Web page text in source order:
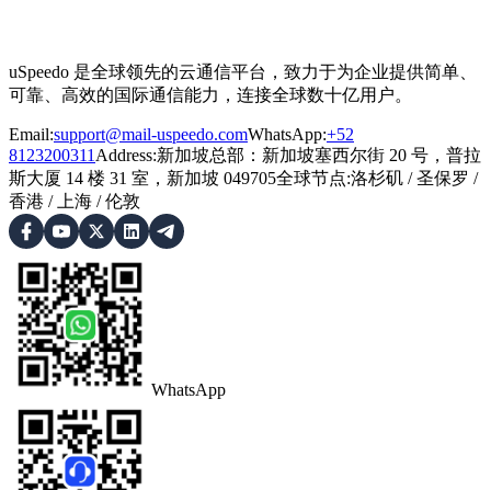
uSpeedo 是全球领先的云通信平台，致力于为企业提供简单、
可靠、高效的国际通信能力，连接全球数十亿用户。
Email:support@mail-uspeedo.comWhatsApp:+52
8123200311 Address:新加坡总部：新加坡塞西尔街 20 号，普拉
斯大厦 14 楼 31 室，新加坡 049705全球节点:洛杉矶 /圣保罗 /
香港 / 上海 /伦敦
WhatsApp